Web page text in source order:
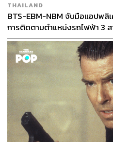
THAILAND
BTS-EBM-NBM จับมือแอปพลิ
การติดตามตำแหน่งรถไฟฟ้า 3